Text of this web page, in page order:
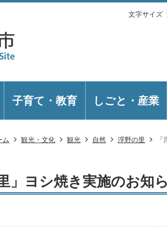
文字サイズ
子育て・教育 しごと・産業
ム 観光・文化 観光 自然 浮野の里
」ヨシ焼き実施のお知